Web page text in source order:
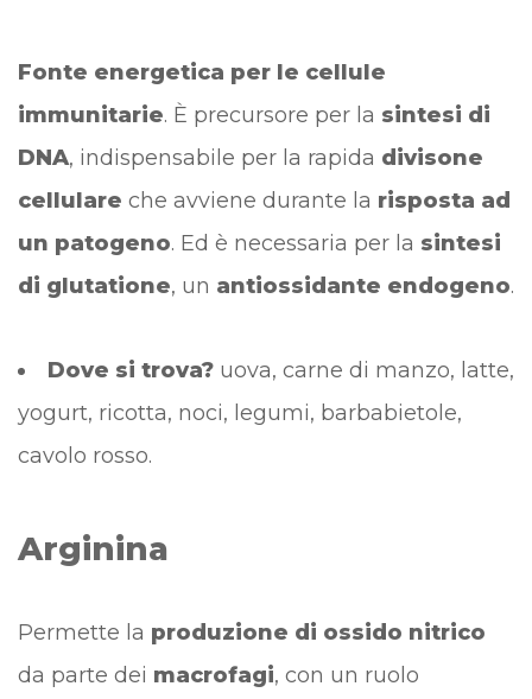
Fonte energetica per le cellule
immunitarie. È precursore per la sintesi di
DNA, indispensabile per la rapida divisone
cellulare che avviene durante la risposta ad
un patogeno. Ed è necessaria per la sintesi
di glutatione, un antiossidante endogeno.
Dove si trova? uova, carne di manzo, latte,
yogurt, ricotta, noci, legumi, barbabietole,
cavolo rosso.
Arginina
Permette la produzione di ossido nitrico
da parte dei macrofagi, con un ruolo